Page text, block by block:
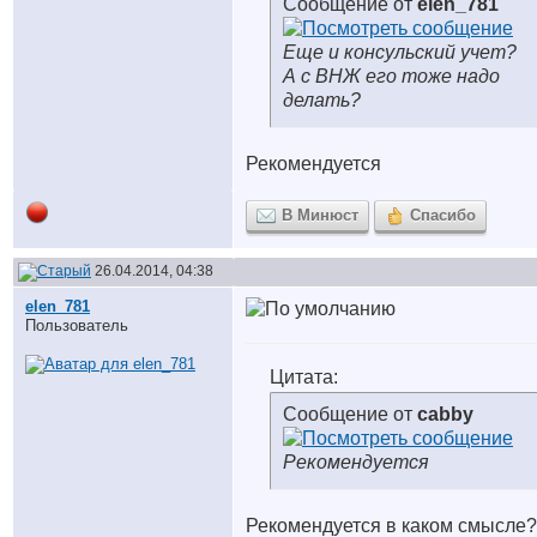
Сообщение от elen_781
Еще и консульский учет?
А с ВНЖ его тоже надо
делать?
Рекомендуется
В Минюст Спасибо
26.04.2014, 04:38
elen_781
Пользователь
Цитата:
Сообщение от cabby
Рекомендуется
Рекомендуется в каком